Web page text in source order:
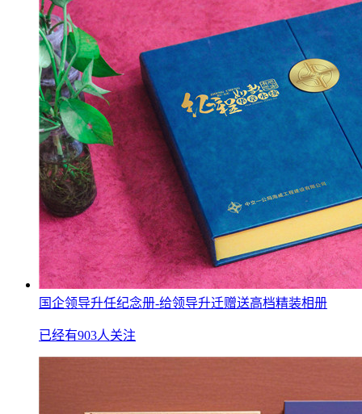
国企领导升任纪念册-给领导升迁赠送高档精装相册
已经有903人关注